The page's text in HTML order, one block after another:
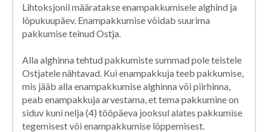
Lihtoksjonil määratakse enampakkumisele alghind ja
lõpukuupäev. Enampakkumise võidab suurima
pakkumise teinud Ostja.
Alla alghinna tehtud pakkumiste summad pole teistele
Ostjatele nähtavad. Kui enampakkuja teeb pakkumise,
mis jääb alla enampakkumise alghinna või piirhinna,
peab enampakkuja arvestama, et tema pakkumine on
siduv kuni nelja (4) tööpäeva jooksul alates pakkumise
tegemisest või enampakkumise lõppemisest.